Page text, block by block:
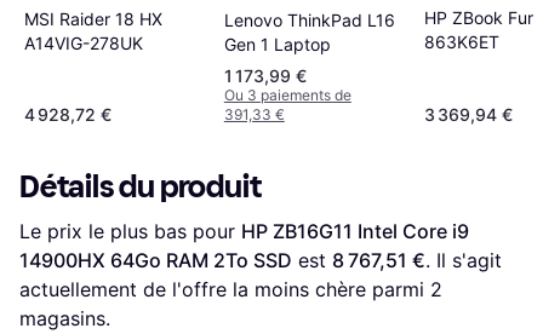
MSI Raider 18 HX
A14VIG-278UK
4 928,72 €
Lenovo ThinkPad L16
Gen 1 Laptop
1 173,99 €
Ou 3 paiements de
391,33 €
HP ZBook
863K6ET
3 369,94 €
Détails du produit
Le prix le plus bas pour HP ZB16G11 Intel Core i9
14900HX 64Go RAM 2To SSD est 8 767,51 €. Il s'agit
actuellement de l'offre la moins chère parmi 2
magasins.